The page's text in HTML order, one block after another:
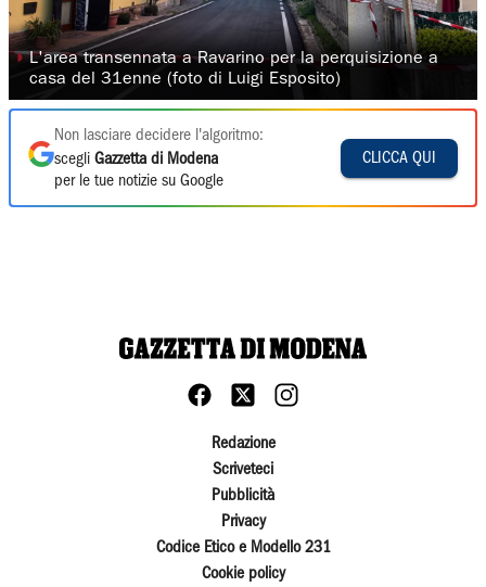
◗L'area transennata a Ravarino per la perquisizione a
casa del 31enne (foto di Luigi Esposito)
Non lasciare decidere l'algoritmo:
scegli Gazzetta di Modena
per le tue notizie su Google
CLICCA QUI
Redazione
Scriveteci
Pubblicità
Privacy
Codice Etico e Modello 231
Cookie policy